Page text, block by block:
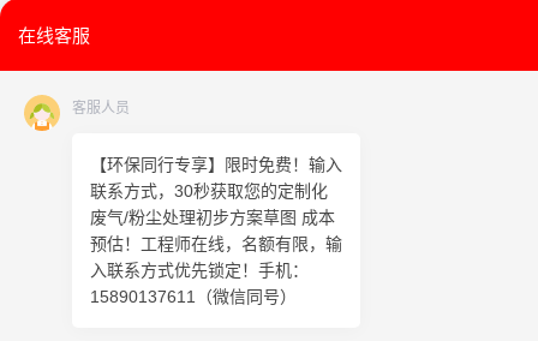
在线客服
客服人员
【环保同行专享】限时免费！输入
联系方式，30秒获取您的定制化
废气/粉尘处理初步方案草图 成本
预估！工程师在线，名额有限，输
入联系方式优先锁定！手机：
15890137611（微信同号）